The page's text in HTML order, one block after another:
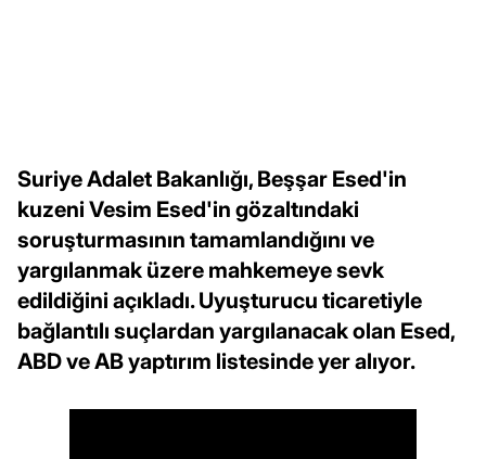
Suriye Adalet Bakanlığı, Beşşar Esed'in
kuzeni Vesim Esed'in gözaltındaki
soruşturmasının tamamlandığını ve
yargılanmak üzere mahkemeye sevk
edildiğini açıkladı. Uyuşturucu ticaretiyle
bağlantılı suçlardan yargılanacak olan Esed,
ABD ve AB yaptırım listesinde yer alıyor.